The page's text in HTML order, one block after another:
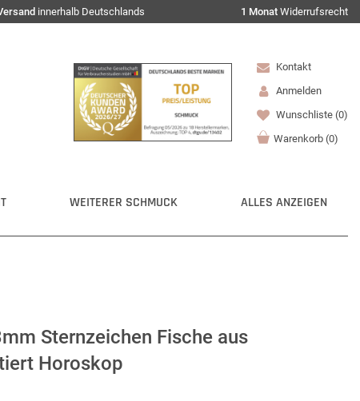
innerhalb Deutschlands 1 Monat Widerrufsrecht
Kontakt
Anmelden
Wunschliste (0)
Warenkorb (0)
WEITERER SCHMUCK ALLES ANZEIGEN
Sternzeichen Fische aus
Horoskop